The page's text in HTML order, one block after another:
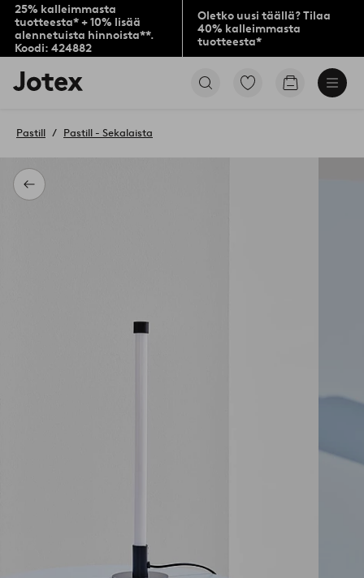
25% kalleimmasta
tuotteesta* + 10% lisää
alennetuista hinnoista**.
Koodi: 424882
Oletko uusi täällä? Tilaa
40% kalleimmasta
tuotteesta*
Jotex-
logo
aloitussivulle
Siirry
Siirry
Takaisin
Pastill Pastill - Sekalaista